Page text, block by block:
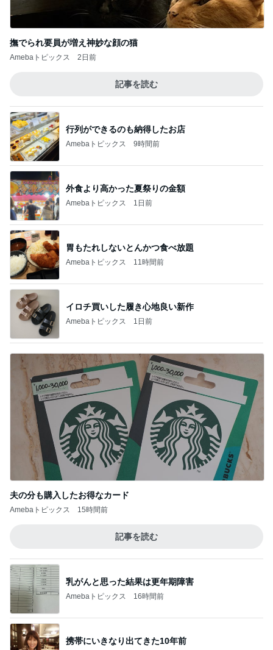
撫でられ要員が増え神妙な顔の猫
Amebaトピックス 2日前
記事を読む
行列ができるのも納得したお店
Amebaトピックス 9時間前
外食より高かった夏祭りの金額
Amebaトピックス 1日前
胃もたれしないとんかつ食べ放題
Amebaトピックス 11時間前
イロチ買いした履き心地良い新作
Amebaトピックス 1日前
夫の分も購入したお得なカード
Amebaトピックス 15時間前
記事を読む
乳がんと思った結果は更年期障害
Amebaトピックス 16時間前
携帯にいきなり出てきた10年前